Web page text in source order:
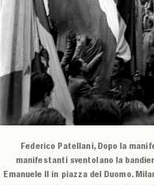
Federico Patellani, Dopo la
manifestanti sventolano la
Emanuele II in piazza del Duomo.